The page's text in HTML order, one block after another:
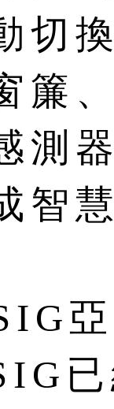
切
簾
測
智